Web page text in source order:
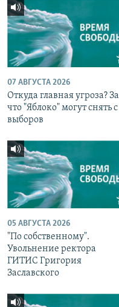
07 АВГУСТА 2026
Откуда главная угроза? За
что "Яблоко" могут снять с
выборов
05 АВГУСТА 2026
"По собственному".
Увольнение ректора
ГИТИС Григория
Заславского